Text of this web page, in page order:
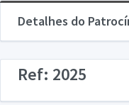
Detalhes do
Ref: 2025